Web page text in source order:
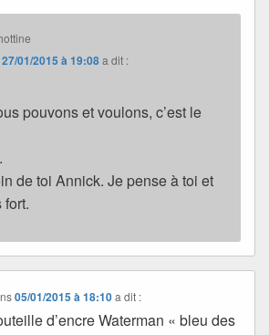
27/01/2015 à 19:08a dit :
pouvons et voulons, c’est le
de toi Annick. Je pense à toi et
fort.
05/01/2015 à 18:10 a dit :
d’encre Waterman « bleu des